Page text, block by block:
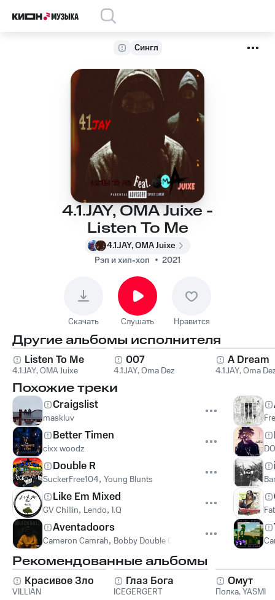
Сингл
4.1.JAY, OMA Juixe -
Listen To Me
4.1.JAY, OMA Juixe
Рэп и хип-хоп
2021
Скачать Слушать Нравится
Другие альбомы исполнителя
Listen To Me
4.1.JAY,OMA Juixe
007
4.1.JAY,Oma Dez
A Dream
4.1.JAY,Oma
Похожие треки
Craigslist
maskluv
Better Timen
cixx woodz
Double R
SuckerFree104, Young Blunts
Like Em Mixed
GV Chillin, Lendo, I.Q
Aventadoors
Cameron Camrah, Bobby Double C
Рекомендованные альбомы
Красивое Зло
VILLIAN
Глаз Бога
ICEGERGERT
Омут
Полка,YASMI